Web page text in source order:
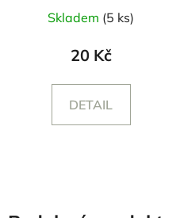
Skladem (5 ks)
20 Kč
DETAIL